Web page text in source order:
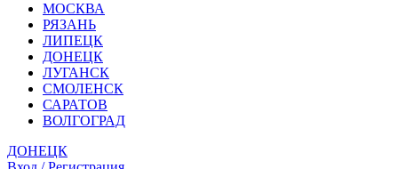
МОСКВА
РЯЗАНЬ
ЛИПЕЦК
ДОНЕЦК
ЛУГАНСК
СМОЛЕНСК
САРАТОВ
ВОЛГОГРАД
ДОНЕЦК